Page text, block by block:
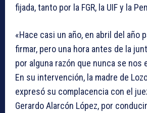
fijada, tanto por la FGR, la UIF y la
«Hace casi un año, en abril del año
firmar, pero una hora antes de la
por alguna razón que nunca se nos
En su intervención, la madre de
expresó su complacencia con el
Gerardo Alarcón López, por